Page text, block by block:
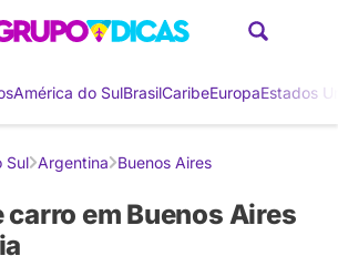
América do SulBrasilCaribeEuropaEstados
Sul Argentina Buenos Aires
carro em Buenos Aires